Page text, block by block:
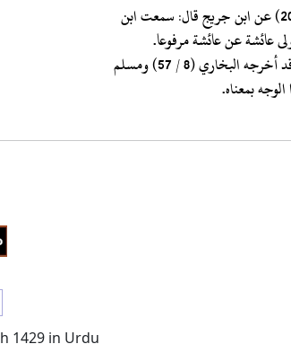
عائشة عن عائشة مرفوعا.
(8 / 57) ومسلم
1429 in Urdu